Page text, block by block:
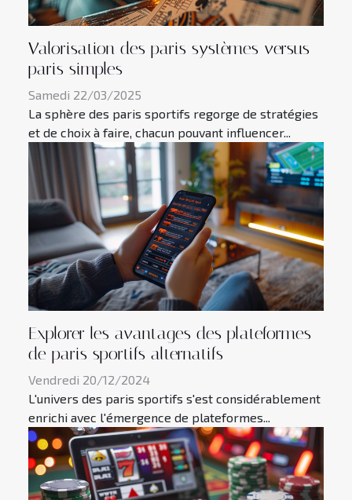
Valorisation des paris systèmes versus
paris simples
Samedi 22/03/2025
La sphère des paris sportifs regorge de stratégies
et de choix à faire, chacun pouvant influencer...
Explorer les avantages des plateformes
de paris sportifs alternatifs
Vendredi 20/12/2024
L'univers des paris sportifs s'est considérablement
enrichi avec l'émergence de plateformes...